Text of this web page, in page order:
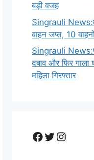
बड़ी वजह
Singrauli
वाहन जप्त, 10
Singrauli
दबाव और फिर गाला
महिला गिरफ्तार
Facebook
Twitter